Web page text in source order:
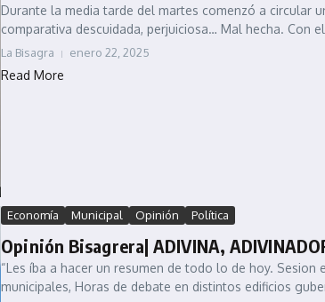
Durante la media tarde del martes comenzó a circular
comparativa descuidada, perjuiciosa… Mal hecha. Con
La Bisagra enero 22, 2025
Read More
Economía Municipal Opinión Política
Opinión Bisagrera| ADIVINA,
“Les íba a hacer un resumen de todo lo de hoy.
municipales, Horas de debate en distintos edificios